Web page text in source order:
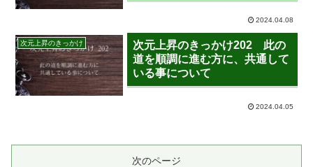
2024.04.08
次元上昇のきっかけ
次元上昇のきっかけ202 此の
道を順調に進む方に、共通して
いる事について
2024.04.05
次のページ